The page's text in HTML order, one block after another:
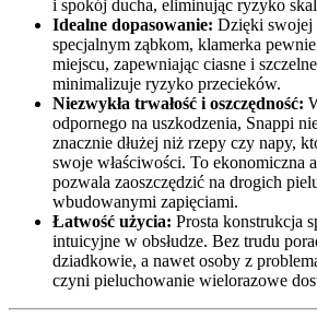
i spokój ducha, eliminując ryzyko
Idealne dopasowanie: Dzięki swojej
specjalnym ząbkom, klamerka
miejscu, zapewniając ciasne i
minimalizuje ryzyko przecieków.
Niezwykła trwałość i oszczędność:
odpornego na uszkodzenia, Snappi
znacznie dłużej niż rzepy czy napy,
swoje właściwości. To ekonomiczna
pozwala zaoszczędzić na drogich
wbudowanymi zapięciami.
Łatwość użycia: Prosta konstrukcja
intuicyjne w obsłudze. Bez trudu
dziadkowie, a nawet osoby z
czyni pieluchowanie wielorazowe